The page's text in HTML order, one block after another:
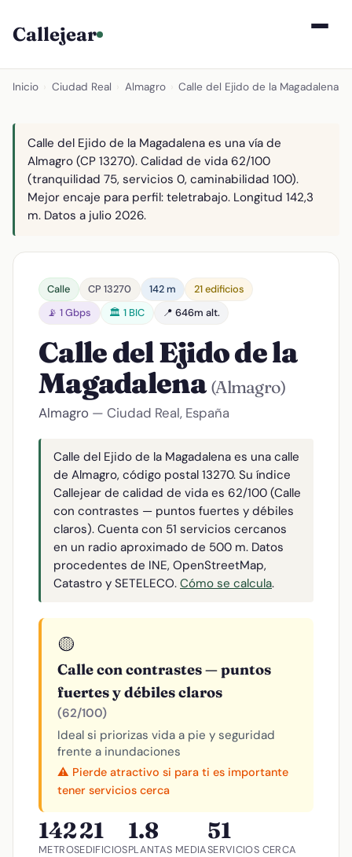
Callejear
Inicio Ciudad Real Almagro Calle del Ejido de la Magadalena
Calle del Ejido de la Magadalena es una vía de
Almagro (CP 13270). Calidad de vida 62/100
(tranquilidad 75, servicios 0, caminabilidad 100).
Mejor encaje para perfil: teletrabajo. Longitud 142,3
m. Datos a julio 2026.
Calle CP 13270 142 m
21 edificios
📡 1 Gbps
🏛️ 1 BIC 📍 646m alt.
Calle del Ejido de la
Magadalena (Almagro)
Almagro — Ciudad Real, España
Calle del Ejido de la Magadalena es una calle
de Almagro, código postal 13270. Su índice
Callejear de calidad de vida es 62/100 (Calle
con contrastes — puntos fuertes y débiles
claros). Cuenta con 51 servicios cercanos
en un radio aproximado de 500 m. Datos
procedentes de INE, OpenStreetMap,
Catastro y SETELECO. Cómo se calcula.
🟡
Calle con contrastes — puntos
fuertes y débiles claros
(62/100)
Ideal si priorizas vida a pie y seguridad
frente a inundaciones
⚠️ Pierde atractivo si para ti es importante
tener servicios cerca
142
METROS
21
EDIFICIOS
1.8
PLANTAS MEDIA
51
SERVICIOS CERCA